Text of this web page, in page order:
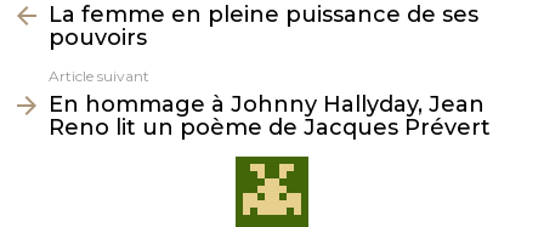
plus
La femme en pleine puissance de ses
pouvoirs
Article suivant
En hommage à Johnny Hallyday, Jean
Reno lit un poème de Jacques Prévert